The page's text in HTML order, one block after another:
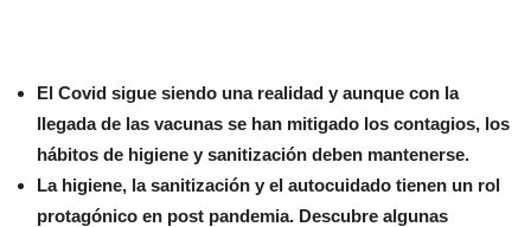
El Covid sigue siendo una realidad y aunque con la
llegada de las vacunas se han mitigado los contagios, los
hábitos de higiene y sanitización deben mantenerse.
La higiene, la sanitización y el autocuidado tienen un rol
protagónico en post pandemia. Descubre algunas